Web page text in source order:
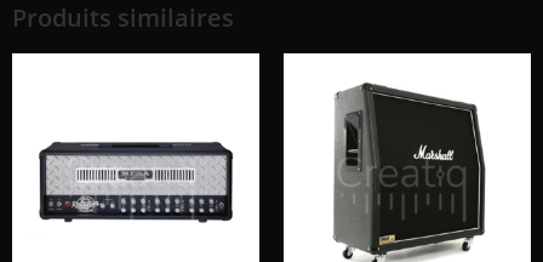
Produits similaires